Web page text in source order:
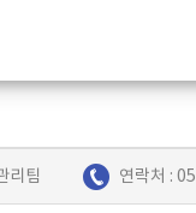
리팀 연락처 :